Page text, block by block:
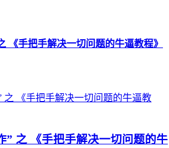
《手把手解决一切问题的牛逼教程》
” 之 《手把手解决一切问题的牛